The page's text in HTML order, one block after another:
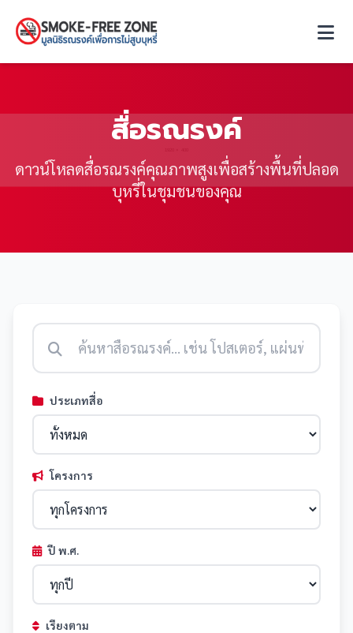
สื่อรณรงค์
ดาวน์โหลดสื่อรณรงค์คุณภาพสูงเพื่อสร้างพื้นที่ปลอด
บุหรี่ในชุมชนของคุณ
ประเภทสื่อ
โครงการ
ปี พ.ศ.
เรียงตาม